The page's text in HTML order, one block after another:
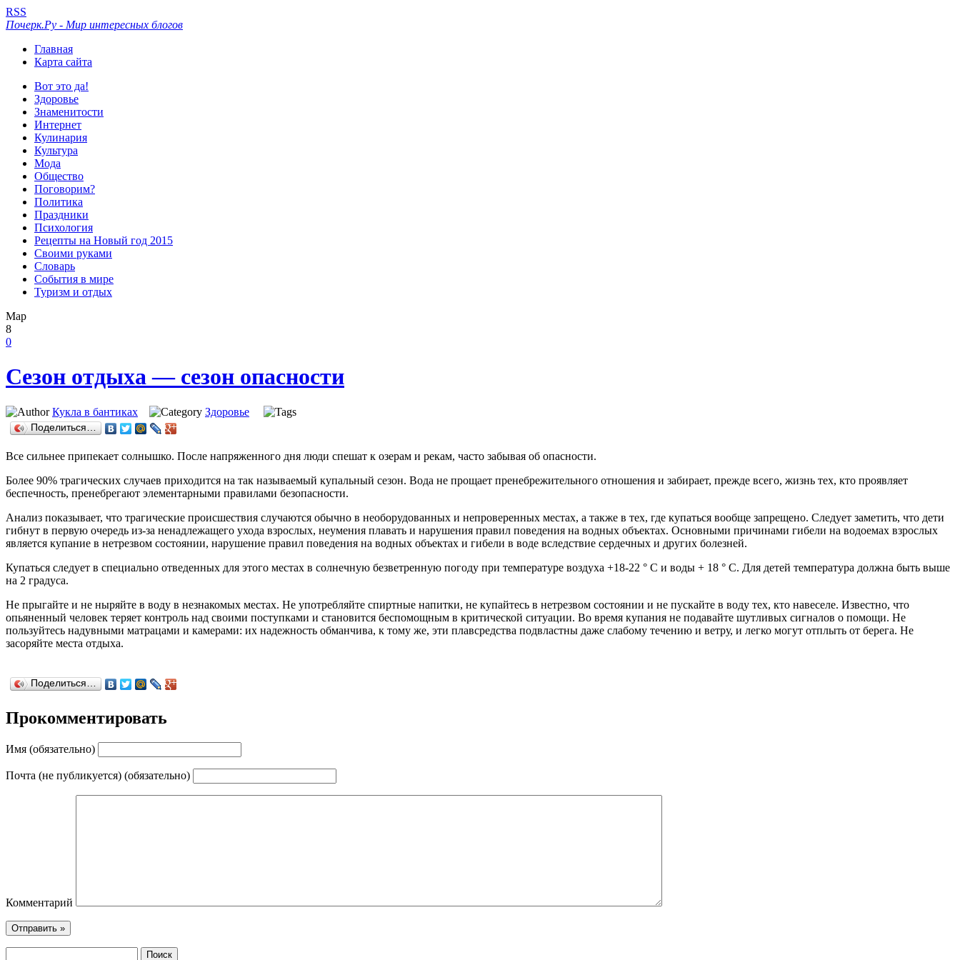
RSS
Почерк.Ру - Мир интересных блогов
Главная
Карта сайта
Вот это да!
Здоровье
Знаменитости
Интернет
Кулинария
Культура
Мода
Общество
Поговорим?
Политика
Праздники
Психология
Рецепты на Новый год 2015
Своими руками
Словарь
События в мире
Туризм и отдых
Мар
8
0
Сезон отдыха — сезон опасности
Кукла в бантиках Здоровье
Поделиться…
Все сильнее припекает солнышко. После напряженного дня люди спешат к озерам и рекам, часто забывая об опасности.
Более 90% трагических случаев приходится на так называемый купальный сезон. Вода не прощает пренебрежительного отношения и забирает, прежде всего, жизнь тех, кто проявляет
беспечность, пренебрегают элементарными правилами безопасности.
Анализ показывает, что трагические происшествия случаются обычно в необорудованных и непроверенных местах, а также в тех, где купаться вообще запрещено. Следует заметить, что дети
гибнут в первую очередь из-за ненадлежащего ухода взрослых, неумения плавать и нарушения правил поведения на водных объектах. Основными причинами гибели на водоемах взрослых
является купание в нетрезвом состоянии, нарушение правил поведения на водных объектах и гибели в воде вследствие сердечных и других болезней.
Купаться следует в специально отведенных для этого местах в солнечную безветренную погоду при температуре воздуха +18-22 ° С и воды + 18 ° С. Для детей температура должна быть выше
на 2 градуса.
Не прыгайте и не ныряйте в воду в незнакомых местах. Не употребляйте спиртные напитки, не купайтесь в нетрезвом состоянии и не пускайте в воду тех, кто навеселе. Известно, что
опьяненный человек теряет контроль над своими поступками и становится беспомощным в критической ситуации. Во время купания не подавайте шутливых сигналов о помощи. Не
пользуйтесь надувными матрацами и камерами: их надежность обманчива, к тому же, эти плавсредства подвластны даже слабому течению и ветру, и легко могут отплыть от берега. Не
засоряйте места отдыха.
Поделиться…
Прокомментировать
Имя (обязательно)
Почта (не публикуется) (обязательно)
Комментарий